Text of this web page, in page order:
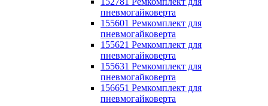
пневмогайковерта
155601 Ремкомплект для
пневмогайковерта
155621 Ремкомплект для
пневмогайковерта
155631 Ремкомплект для
пневмогайковерта
156651 Ремкомплект для
пневмогайковерта